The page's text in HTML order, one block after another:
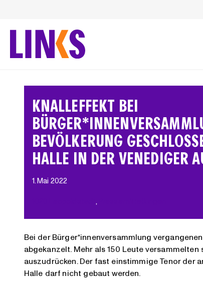
springen
KNALLEFFEKT BEI
BEVÖLKERUNG
HALLE IN DER VENEDIGER
1. Mai 2022
1020 Leopoldstadt,
Bei der Bürger*innenversammlung
abgekanzelt. Mehr als 150 Leute
auszudrücken. Der fast einstimmige Tenor der
Halle darf nicht gebaut werden.